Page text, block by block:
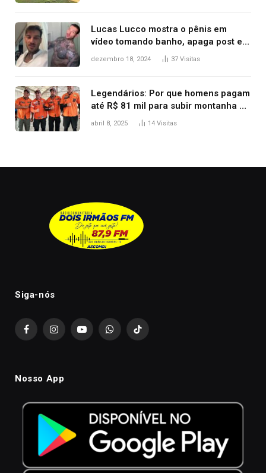
Lucas Lucco mostra o pênis em
vídeo tomando banho, apaga post e
diz ‘foi mal’
dezembro 18, 2024 37 Visitas
Legendários: Por que homens pagam
até R$ 81 mil para subir montanha e
melhorar casamento?
abril 8, 2025 14 Visitas
Siga-nós
FacebookInstagramYouTubeWhatsAppTikTok
Nosso App